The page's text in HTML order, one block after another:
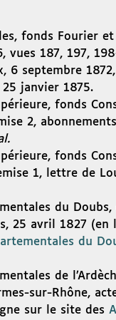
fonds Fourier
vues 187, 197,
6 septembre
janvier 1875.
fonds
2,
fonds
1, lettre de
du
25 avril 1827
du
de
sur-Rhône,
sur le site des